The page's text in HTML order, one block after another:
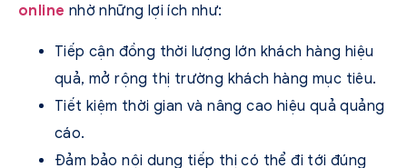
online nhờ những lợi ích như:
Tiếp cận đồng thời lượng lớn khách hàng hiệu
quả, mở rộng thị trường khách hàng mục tiêu.
Tiết kiệm thời gian và nâng cao hiệu quả quảng
cáo.
Đảm bảo nội dung tiếp thị có thể đi tới đúng